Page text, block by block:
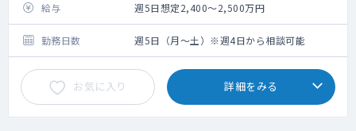
給与
週5日想定2,400～2,500万円
勤務日数 週5日（月～土）※週4日から相談可能
お気に入り 詳細をみる